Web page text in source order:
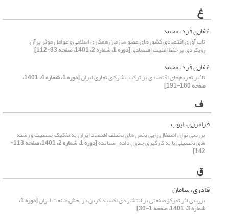
غ
غفاری فرد، محمد
تاب آوری اقتصادی کشورهای عضو سازمان همکاری اسلامی و عوامل موثر برآن:
رویکردی بر حفظ امنیت اقتصادی[دوره 1، شماره 2، 1401، صفحه 83-112]
غفاری فرد، محمد
تاثیر تحریم‌های اقتصادی بر ترکیب شرکای تجاری ایران [دوره 1، شماره 4، 1401،
صفحه 160-191]
ف
فرامرزی، ایوب
بررسی توان اشتغال زایی بخش های مختلف اقتصاد ایران به تفکیک جنسیت و رشته
های تحصیلی با به کارگیری جدول داده_ستانده [دوره 1، شماره 2، 1401، صفحه 113-
142]
ق
قادری، سامان
بررسی اثر تمرکز صنعتی بر انتشار دی اکسید کربن در بخش صنعت ایران [دوره 1،
شماره 3، 1401، صفحه 1-30]